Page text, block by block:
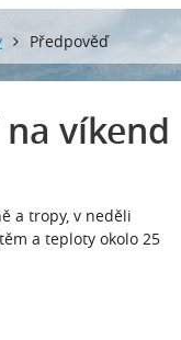
Předpověď
víkend
a tropy, v neděli
a teploty okolo 25